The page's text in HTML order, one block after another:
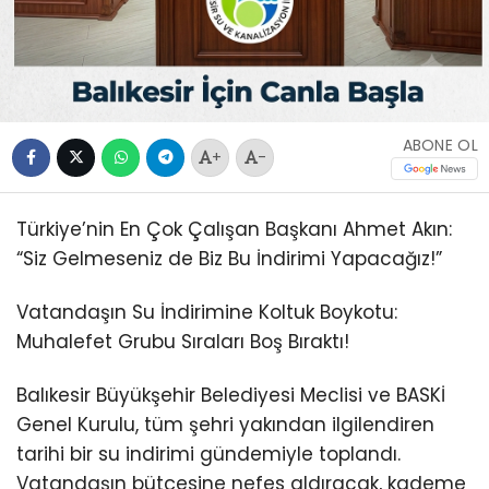
+ -
ABONE OL
Türkiye’nin En Çok Çalışan Başkanı Ahmet Akın:
“Siz Gelmeseniz de Biz Bu İndirimi Yapacağız!”
Vatandaşın Su İndirimine Koltuk Boykotu:
Muhalefet Grubu Sıraları Boş Bıraktı!
Balıkesir Büyükşehir Belediyesi Meclisi ve BASKİ
Genel Kurulu, tüm şehri yakından ilgilendiren
tarihi bir su indirimi gündemiyle toplandı.